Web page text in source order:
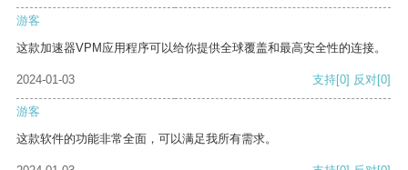
游客
这款加速器VPM应用程序可以给你提供全球覆盖和最高安全性的连接。
2024-01-03 支持[0] 反对[0]
游客
这款软件的功能非常全面，可以满足我所有需求。